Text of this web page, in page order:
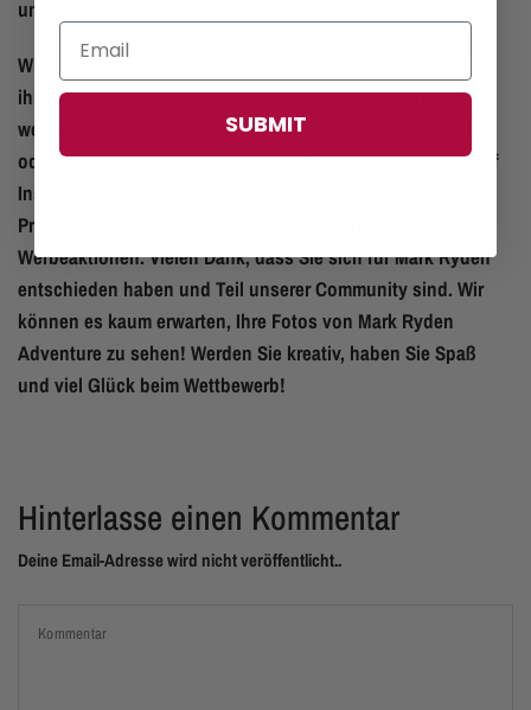
und auf unserer Website erneut veröffentlichen.
Wir lieben es zu sehen, wie unsere Kunden Mark Ryden in
ihr Leben integrieren. Selbst wenn Sie nicht gewinnen,
werden Sie möglicherweise trotzdem auf unserer Website
oder in den sozialen Medien vorgestellt. Folgen Sie uns auf
Instagram und Facebook @markryden_usa für
Produktaktualisierungen, Stilinspirationen und exklusive
Werbeaktionen. Vielen Dank, dass Sie sich für Mark Ryden
entschieden haben und Teil unserer Community sind. Wir
können es kaum erwarten, Ihre Fotos von Mark Ryden
Adventure zu sehen! Werden Sie kreativ, haben Sie Spaß
und viel Glück beim Wettbewerb!
Hinterlasse einen Kommentar
Deine Email-Adresse wird nicht veröffentlicht..
Kommentar
SUBMIT